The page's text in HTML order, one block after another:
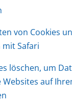
von Cookies
Safari
löschen, um
auf